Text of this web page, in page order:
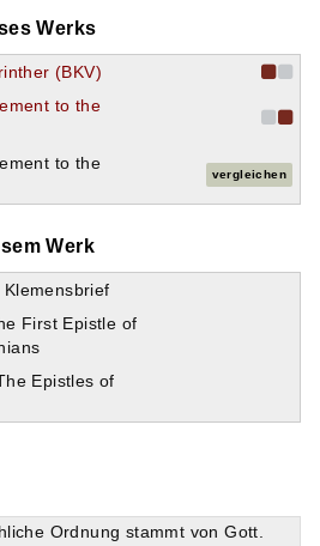
Werks
(BKV)
to the
to the
vergleichen
Werk
First Epistle of
Epistles of
22. Kap. Der Glaube ist die Grundlage des friedlichen Lebens.
an die Wiederkunft Christi.
ein Gleichnis der Auferstehung.
27. Kap. Glaubet dem allmächtigen und wahrhaftigen Gott!
allgegenwärtigen Gott!
vor der Sünde!
euch den Segen Gottes!
Werke werden von Gott belohnt.
ist der Weg zur Seligkeit.
der Kriegsherr und das Haupt.
Ordnung stammt von Gott.